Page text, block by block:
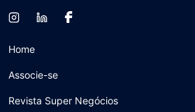
Home
Associe-se
Revista Super Negócios